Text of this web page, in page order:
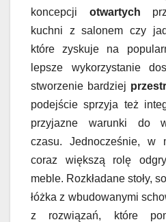
koncepcji otwartych
kuchni z salonem czy
które zyskuje na
lepsze wykorzystanie
stworzenie bardziej
podejście sprzyja też
przyjazne warunki do
czasu. Jednocześnie, w
coraz większą rolę
meble. Rozkładane stoły,
łóżka z wbudowanymi
z rozwiązań, które